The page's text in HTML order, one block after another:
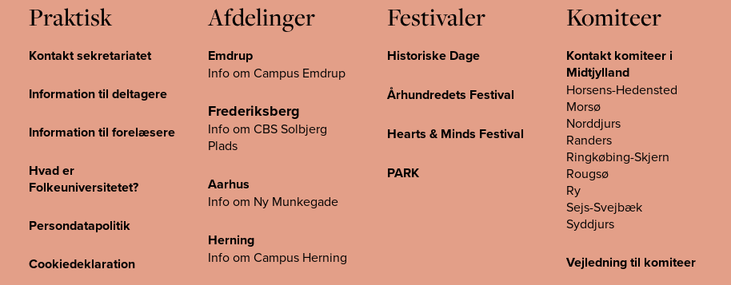
Praktisk
Kontakt sekretariatet
Information til deltagere
Information til forelæsere
Hvad er
Folkeuniversitetet?
Persondatapolitik
Cookiedeklaration
Afdelinger
Emdrup
Info om Campus Emdrup
Frederiksberg
Info om CBS Solbjerg
Plads
Aarhus
Info om Ny Munkegade
Herning
Info om Campus Herning
Festivaler
Historiske Dage
Århundredets Festival
Hearts & Minds Festival
PARK
Komiteer
Kontakt komiteer i
Midtjylland
Horsens-Hedensted
Morsø
Norddjurs
Randers
Ringkøbing-Skjern
Rougsø
Ry
Sejs-Svejbæk
Syddjurs
Vejledning til komiteer